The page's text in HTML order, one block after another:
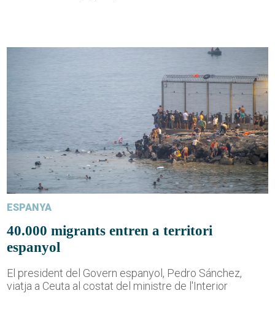
ESPANYA
40.000 migrants entren a territori
espanyol
El president del Govern espanyol, Pedro Sánchez,
viatja a Ceuta al costat del ministre de l'Interior